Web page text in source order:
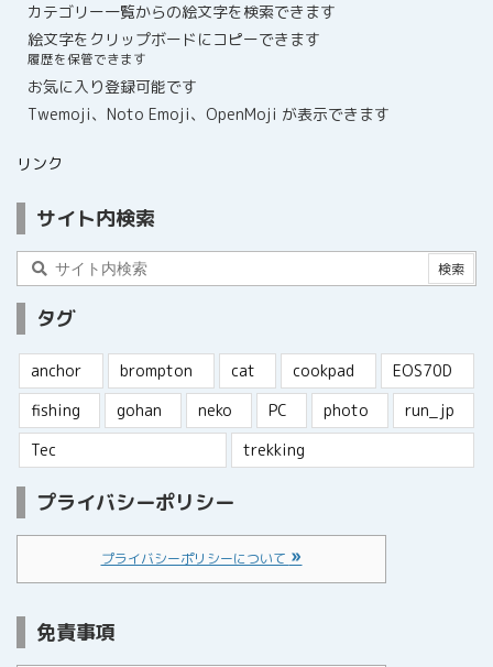
カテゴリー一覧からの絵文字を検索できます
絵文字をクリップボードにコピーできます
履歴を保管できます
お気に入り登録可能です
Twemoji、Noto Emoji、OpenMoji が表示できます
リンク
サイト内検索
タグ
anchor brompton cat cookpad
EOS70D
fishing
gohan neko PC photo
run_jp
Tec
trekking
プライバシーポリシー
プライバシーポリシーについて
免責事項